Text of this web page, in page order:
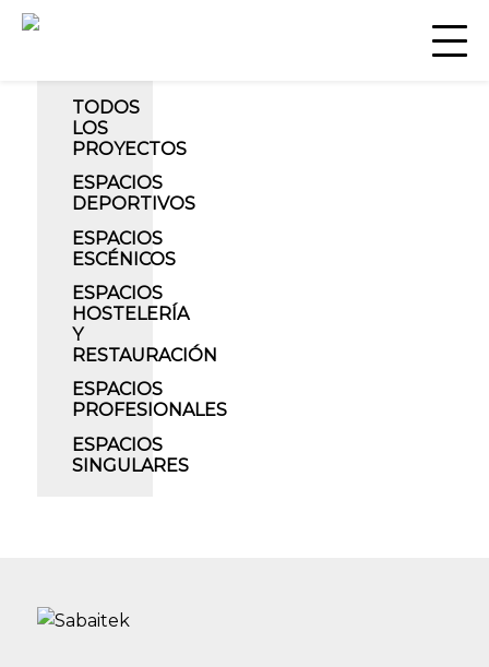
TODOS
LOS
PROYECTOS
ESPACIOS
DEPORTIVOS
ESPACIOS
ESCÉNICOS
ESPACIOS
HOSTELERÍA
Y
RESTAURACIÓN
ESPACIOS
PROFESIONALES
ESPACIOS
SINGULARES
Renovación escénica para el auditorio del
Grupo Irizar